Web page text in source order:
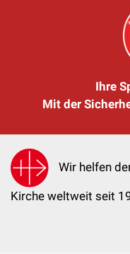
Ihre
Mit der
Wir helfen
Kirche weltweit seit